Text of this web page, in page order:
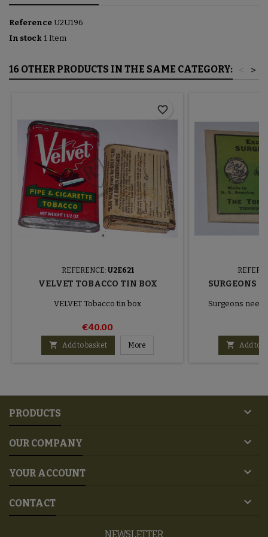
Reference U2U196
In stock 1 Item
16 OTHER PRODUCTS IN THE SAME CATEGORY: >
<
REFERENCE: U2E621
VELVET TOBACCO TIN BOX
VELVET Tobacco tin box
€40.00
 Add to basket More
favorite_border
SURGEONS
Surgeons
 Add to
PRODUCTS 
OUR COMPANY 
YOUR ACCOUNT 
CONTACT 
NEWSLETTER